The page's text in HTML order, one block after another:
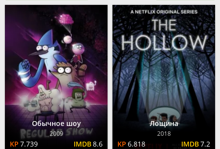
Обычное шоу
2009
7.739 8.6
Лощина
2018
6.818 7.2